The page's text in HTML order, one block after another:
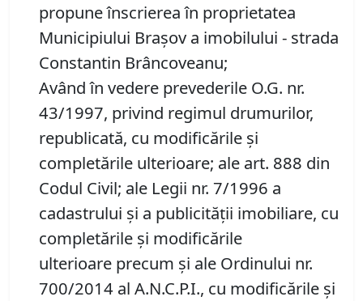
propune înscrierea în proprietatea
Municipiului Braşov a imobilului - strada
Constantin Brâncoveanu;
Având în vedere prevederile O.G. nr.
43/1997, privind regimul drumurilor,
republicată, cu modificările şi
completările ulterioare; ale art. 888 din
Codul Civil; ale Legii nr. 7/1996 a
cadastrului și a publicității imobiliare, cu
completările și modificările
ulterioare precum și ale Ordinului nr.
700/2014 al A.N.C.P.I., cu modificările și